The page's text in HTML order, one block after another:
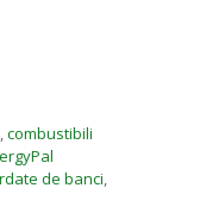
,combustibili
de banci,